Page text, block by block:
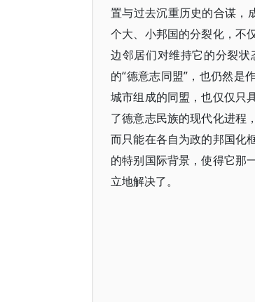
置与过去沉重历史的合谋，
个大、小邦国的分裂化，不
边邻居们对维持它的分裂
的“德意志同盟”，也仍然是
城市组成的同盟，也仅仅只
了德意志民族的现代化进程
而只能在各自为政的邦国化
的特别国际背景，使得它那
立地解决了。